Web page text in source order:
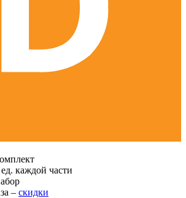
каждой части
– скидки